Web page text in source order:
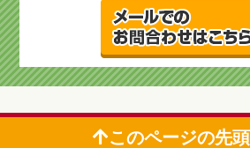
このページの先